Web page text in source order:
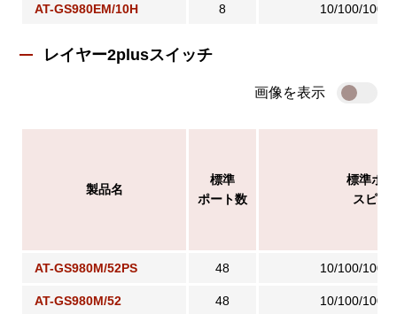
AT-GS980EM/10H 8 10/100/
レイヤー2plusスイッチ
画像を表示
製品名
標準
ポート数
標準ポ
スピー
AT-GS980M/52PS 48 10/100/
AT-GS980M/52 48 10/100/